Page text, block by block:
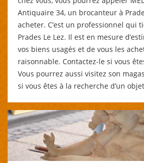
Antiquaire 34, un brocanteur à
acheter. C’est un professionnel qui
Prades Le Lez. Il est en mesure
vos biens usagés et de vous les
raisonnable. Contactez-le si vous
Vous pourrez aussi visitez son
si vous êtes à la recherche d’un